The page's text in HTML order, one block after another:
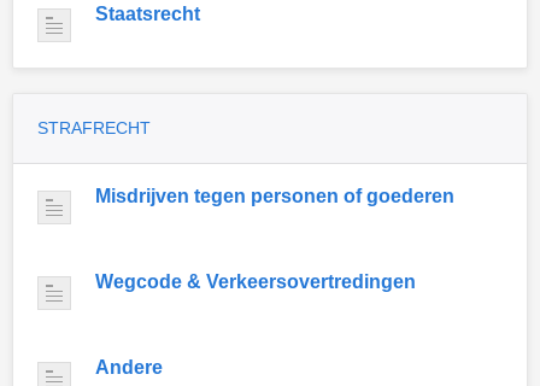
Staatsrecht
STRAFRECHT
Misdrijven tegen personen of goederen
Wegcode & Verkeersovertredingen
Andere